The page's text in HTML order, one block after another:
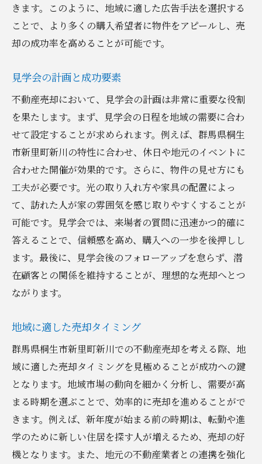
きます。このように、地域に適した広告手法を選択する
ことで、より多くの購入希望者に物件をアピールし、売
却の成功率を高めることが可能です。
見学会の計画と成功要素
不動産売却において、見学会の計画は非常に重要な役割
を果たします。まず、見学会の日程を地域の需要に合わ
せて設定することが求められます。例えば、群馬県桐生
市新里町新川の特性に合わせ、休日や地元のイベントに
合わせた開催が効果的です。さらに、物件の見せ方にも
工夫が必要です。光の取り入れ方や家具の配置によっ
て、訪れた人が家の雰囲気を感じ取りやすくすることが
可能です。見学会では、来場者の質問に迅速かつ的確に
答えることで、信頼感を高め、購入への一歩を後押しし
ます。最後に、見学会後のフォローアップを怠らず、潜
在顧客との関係を維持することが、理想的な売却へとつ
ながります。
地域に適した売却タイミング
群馬県桐生市新里町新川での不動産売却を考える際、地
域に適した売却タイミングを見極めることが成功への鍵
となります。地域市場の動向を細かく分析し、需要が高
まる時期を選ぶことで、効率的に売却を進めることがで
きます。例えば、新年度が始まる前の時期は、転勤や進
学のために新しい住居を探す人が増えるため、売却の好
機となります。また、地元の不動産業者との連携を強化